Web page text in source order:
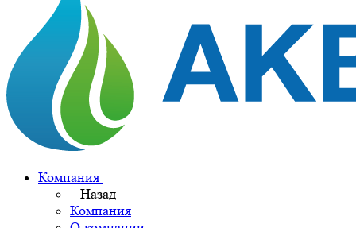
Компания
Назад
Компания